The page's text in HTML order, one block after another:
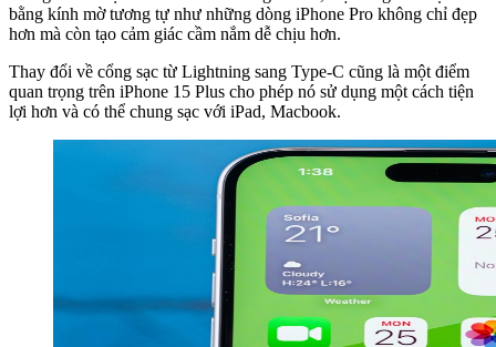
bằng kính mờ tương tự như những dòng iPhone Pro không chỉ đẹp
hơn mà còn tạo cảm giác cầm nắm dễ chịu hơn.
Thay đổi về cổng sạc từ Lightning sang Type-C cũng là một điểm
quan trọng trên iPhone 15 Plus cho phép nó sử dụng một cách tiện
lợi hơn và có thể chung sạc với iPad, Macbook.